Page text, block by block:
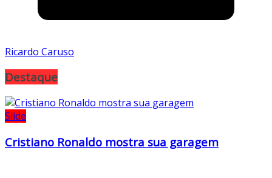
Ricardo Caruso
Destaque
Slide
Cristiano Ronaldo mostra sua garagem